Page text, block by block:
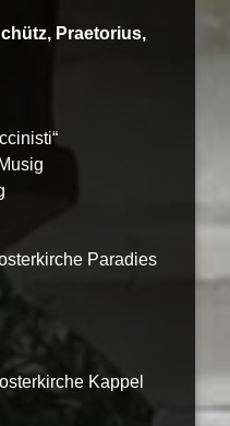
Praetorius,
Paradies
Kappel